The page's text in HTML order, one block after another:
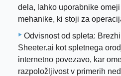
dela, lahko uporabnike
mehanike, ki stoji za
Odvisnost od spleta:
Sheeter.ai kot spletnega
internetno povezavo, kar
razpoložljivost v primerih